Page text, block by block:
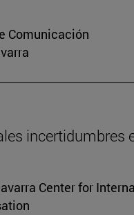
Comunicación
incertidumbres
Center for